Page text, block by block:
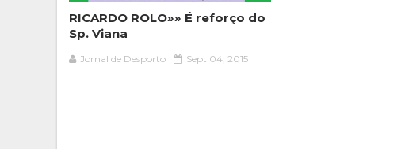
RICARDO ROLO»» É reforço do
Sp. Viana
Jornal de Desporto Sept 04, 2015